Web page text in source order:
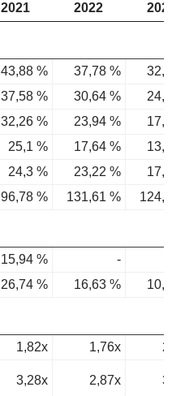
2021 2022
43,88 % 37,78 %
37,58 % 30,64 %
32,26 % 23,94 %
25,1 % 17,64 %
24,3 % 23,22 %
96,78 % 131,61 %
15,94 %
-
26,74 % 16,63 %
1,82x 1,76x
3,28x 2,87x